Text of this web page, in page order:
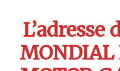
MONDIAL